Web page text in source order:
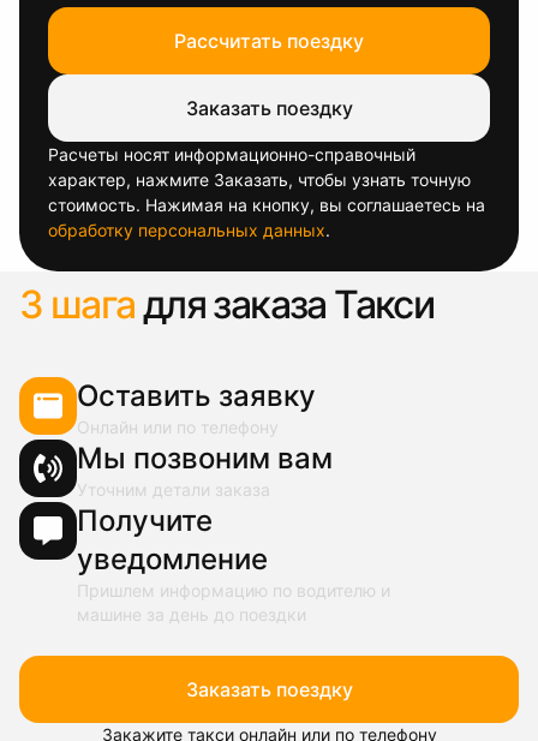
Рассчитать поездку
Заказать поездку
Расчеты носят информационно-справочный
характер, нажмите Заказать, чтобы узнать точную
стоимость. Нажимая на кнопку, вы соглашаетесь на
обработку персональных данных.
3 шагадля заказа Такси
Оставить заявку
Онлайн или по телефону
Мы позвоним вам
Уточним детали заказа
Получите
уведомление
Пришлем информацию по водителю и
машине за день до поездки
Заказать поездку
Закажите такси онлайн или по телефону